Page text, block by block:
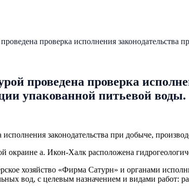
проверка исполнения законодательства
проведена проверка
упакованной питьевой воды.
законодательства при добыче,
окраине а. Икон-Халк расположена
хозяйство «Фирма Сатурн» и органами
вод, с целевым назначением и видами работ: